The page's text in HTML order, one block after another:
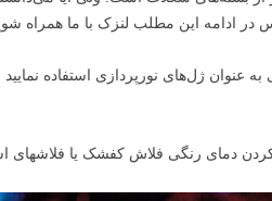
در ادامه این مطلب لنزک با ما همراه
عنوان ژل‌های نورپردازی استفاده
دمای رنگی فلاش کفشک یا فلاشهای